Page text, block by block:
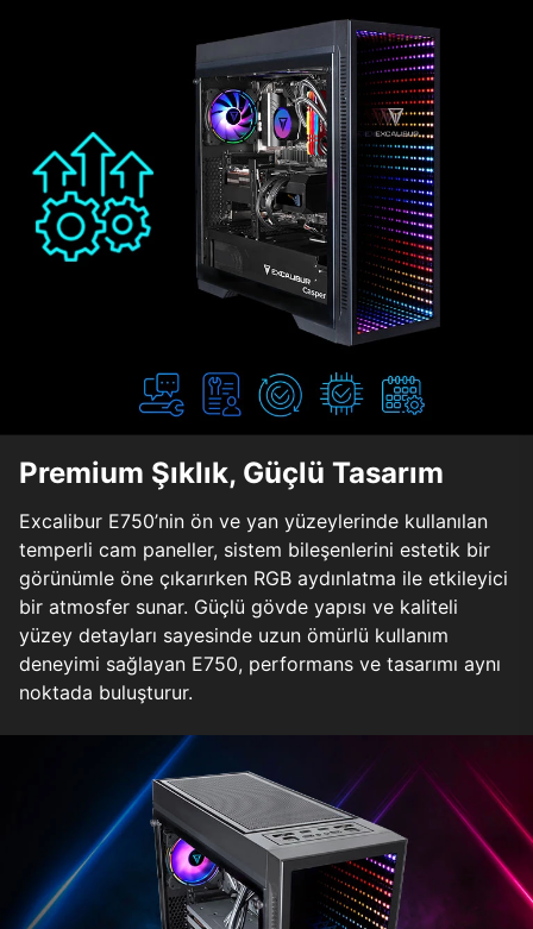
Premium Şıklık, Güçlü Tasarım
Excalibur E750’nin ön ve yan yüzeylerinde kullanılan
temperli cam paneller, sistem bileşenlerini estetik bir
görünümle öne çıkarırken RGB aydınlatma ile etkileyici
bir atmosfer sunar. Güçlü gövde yapısı ve kaliteli
yüzey detayları sayesinde uzun ömürlü kullanım
deneyimi sağlayan E750, performans ve tasarımı aynı
noktada buluşturur.